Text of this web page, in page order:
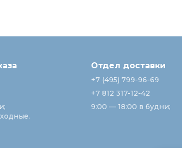
Отдел доставки
+7 (495) 799-96-69
+7 812 317-12-42
9:00 — 18:00 в будни;